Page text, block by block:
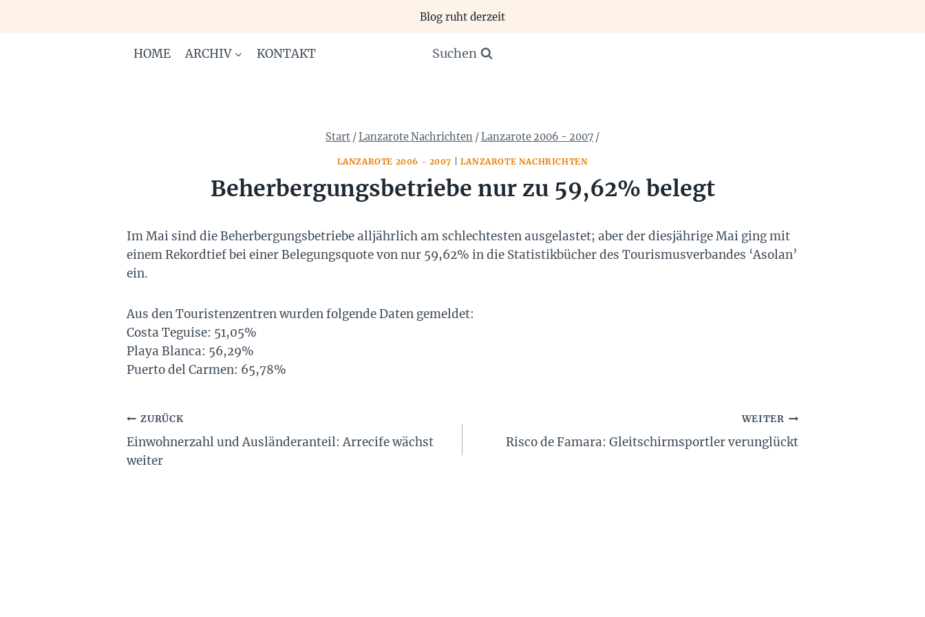
Blog ruht derzeit
HOME ARCHIV KONTAKT Suchen
Start /Lanzarote Nachrichten /Lanzarote 2006 - 2007 /
LANZAROTE 2006 - 2007 LANZAROTE NACHRICHTEN
Beherbergungsbetriebe nur zu 59,62% belegt
Im Mai sind die Beherbergungsbetriebe alljährlich am schlechtesten ausgelastet; aber der diesjährige Mai ging mit
einem Rekordtief bei einer Belegungsquote von nur 59,62% in die Statistikbücher des Tourismusverbandes ‘Asolan’
ein.
Aus den Touristenzentren wurden folgende Daten gemeldet:
Costa Teguise: 51,05%
Playa Blanca: 56,29%
Puerto del Carmen: 65,78%
Beitragsnavigation
ZURÜCK
Einwohnerzahl und Ausländeranteil: Arrecife wächst
weiter
WEITER
Risco de Famara: Gleitschirmsportler verunglückt